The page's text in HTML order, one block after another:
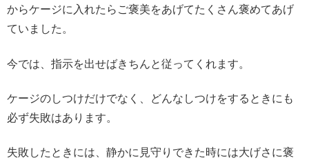
からケージに入れたらご褒美をあげてたくさん褒めてあげ
ていました。
今では、指示を出せばきちんと従ってくれます。
ケージのしつけだけでなく、どんなしつけをするときにも
必ず失敗はあります。
失敗したときには、静かに見守りできた時には大げさに褒